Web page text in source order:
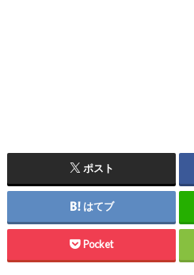
ポスト
はてブ
Pocket